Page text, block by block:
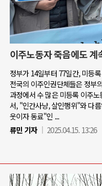
이주노동자 죽음에도
정부가 14일부터 77일간, 미등
전국의 이주인권단체들은 정부
과정에서 수 많은 미등록 이주
서, "인간사냥, 살인행위"와 다
웃이자 동료"인 ...
류민 기자
2025.04.15. 13:26